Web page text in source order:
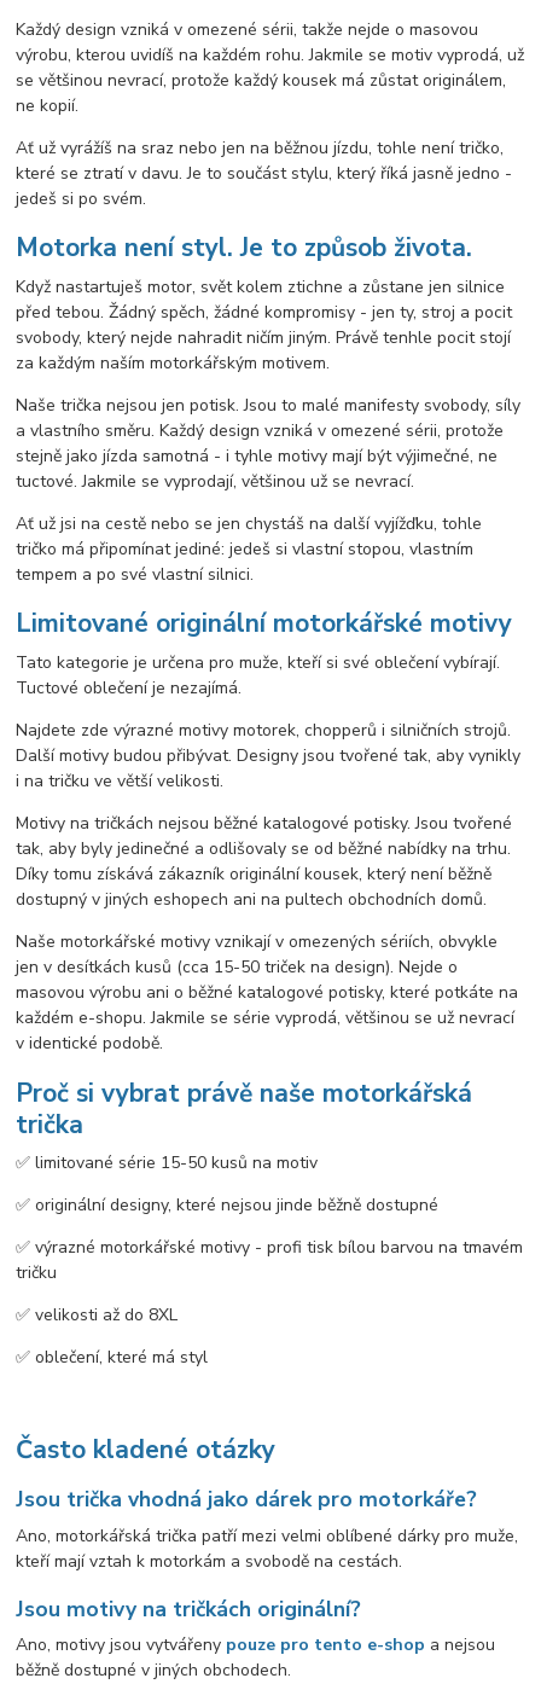
Každý design vzniká v omezené sérii, takže nejde o masovou
výrobu, kterou uvidíš na každém rohu. Jakmile se motiv vyprodá, už
se většinou nevrací, protože každý kousek má zůstat originálem,
ne kopií.
Ať už vyrážíš na sraz nebo jen na běžnou jízdu, tohle není tričko,
které se ztratí v davu. Je to součást stylu, který říká jasně jedno -
jedeš si po svém.
Motorka není styl. Je to způsob života.
Když nastartuješ motor, svět kolem ztichne a zůstane jen silnice
před tebou. Žádný spěch, žádné kompromisy - jen ty, stroj a pocit
svobody, který nejde nahradit ničím jiným. Právě tenhle pocit stojí
za každým naším motorkářským motivem.
Naše trička nejsou jen potisk. Jsou to malé manifesty svobody, síly
a vlastního směru. Každý design vzniká v omezené sérii, protože
stejně jako jízda samotná - i tyhle motivy mají být výjimečné, ne
tuctové. Jakmile se vyprodají, většinou už se nevrací.
Ať už jsi na cestě nebo se jen chystáš na další vyjížďku, tohle
tričko má připomínat jediné: jedeš si vlastní stopou, vlastním
tempem a po své vlastní silnici.
Limitované originální motorkářské motivy
Tato kategorie je určena pro muže, kteří si své oblečení vybírají.
Tuctové oblečení je nezajímá.
Najdete zde výrazné motivy motorek, chopperů i silničních strojů.
Další motivy budou přibývat. Designy jsou tvořené tak, aby vynikly
i na tričku ve větší velikosti.
Motivy na tričkách nejsou běžné katalogové potisky. Jsou tvořené
tak, aby byly jedinečné a odlišovaly se od běžné nabídky na trhu.
Díky tomu získává zákazník originální kousek, který není běžně
dostupný v jiných eshopech ani na pultech obchodních domů.
Naše motorkářské motivy vznikají v omezených sériích, obvykle
jen v desítkách kusů (cca 15-50 triček na design). Nejde o
masovou výrobu ani o běžné katalogové potisky, které potkáte na
každém e-shopu. Jakmile se série vyprodá, většinou se už nevrací
v identické podobě.
Proč si vybrat právě naše motorkářská
trička
✅️ limitované série 15-50 kusů na motiv
✅️ originální designy, které nejsou jinde běžně dostupné
✅️ výrazné motorkářské motivy - profi tisk bílou barvou na tmavém
tričku
✅️ velikosti až do 8XL
✅️ oblečení, které má styl
Často kladené otázky
Jsou trička vhodná jako dárek pro motorkáře?
Ano, motorkářská trička patří mezi velmi oblíbené dárky pro muže,
kteří mají vztah k motorkám a svobodě na cestách.
Jsou motivy na tričkách originální?
Ano, motivy jsou vytvářeny pouze pro tento e-shop a nejsou
běžně dostupné v jiných obchodech.